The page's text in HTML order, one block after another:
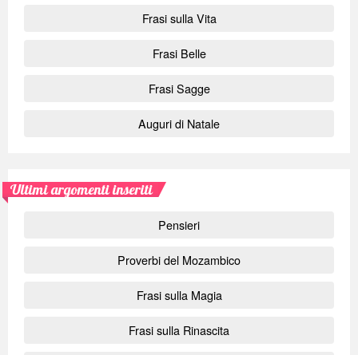
Frasi sulla Vita
Frasi Belle
Frasi Sagge
Auguri di Natale
Ultimi argomenti inseriti
Pensieri
Proverbi del Mozambico
Frasi sulla Magia
Frasi sulla Rinascita